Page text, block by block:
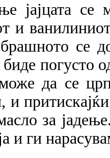
јајцата се
и
се
погусто
да се
и
за
и ги